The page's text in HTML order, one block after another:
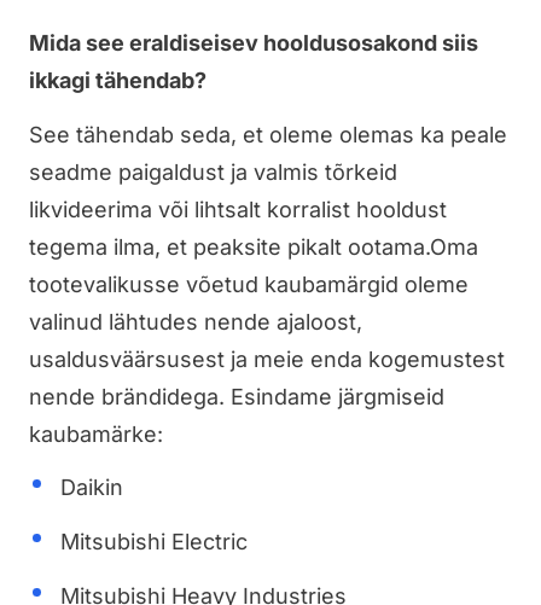
Mida see eraldiseisev hooldusosakond siis
ikkagi tähendab?
See tähendab seda, et oleme olemas ka peale
seadme paigaldust ja valmis tõrkeid
likvideerima või lihtsalt korralist hooldust
tegema ilma, et peaksite pikalt ootama.Oma
tootevalikusse võetud kaubamärgid oleme
valinud lähtudes nende ajaloost,
usaldusväärsusest ja meie enda kogemustest
nende brändidega. Esindame järgmiseid
kaubamärke:
Daikin
Mitsubishi Electric
Mitsubishi Heavy Industries